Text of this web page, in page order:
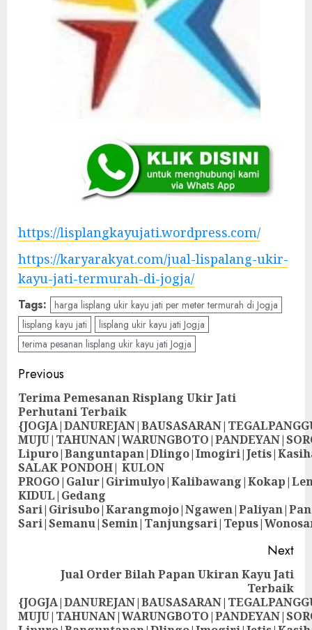
https://lisplangkayujati.wordpress.com/
https://karyarakyat.com/jual-lispalang-ukir-
kayu-jati-termurah-di-jogja/
Tags: harga lisplang ukir kayu jati per meter termurah di Jogja
lisplang kayu jati
lisplang ukir kayu jati Jogja
terima pesanan lisplang ukir kayu jati Jogja
Previous
Terima Pemesanan Risplang Ukir Jati
Perhutani Terbaik
SALAK PONDOH| KULON
KIDUL|Gedang
Next
Jual Order Bilah Papan Ukiran Kayu Jati
Terbaik